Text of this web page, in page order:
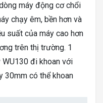
máy động cơ chổi
chạy êm, bền hơn và
suất của máy cao hơn
trên thị trường. 1
đi khoan với
30mm có thể khoan